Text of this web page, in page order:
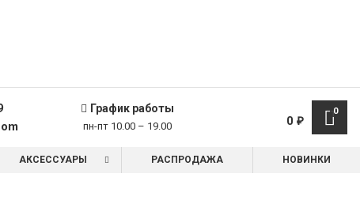
График работы
пн-пт 10.00 – 19.00
0
0 ₽
АКСЕССУАРЫ РАСПРОДАЖА НОВИНКИ